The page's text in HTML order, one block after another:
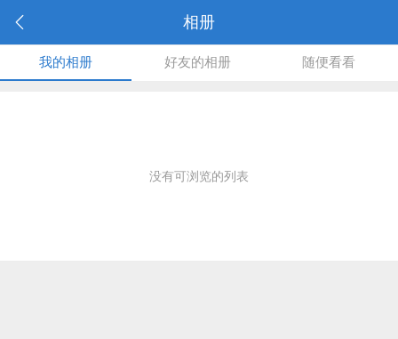
相册
我的相册 好友的相册 随便看看
没有可浏览的列表